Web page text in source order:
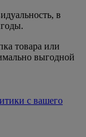
в
товара или
выгодной
с вашего